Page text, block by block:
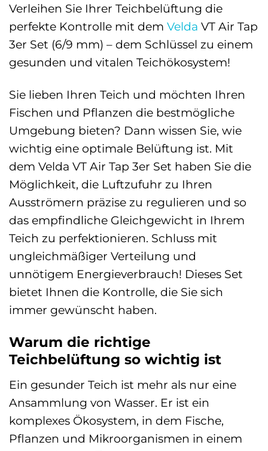
Verleihen Sie Ihrer Teichbelüftung die
perfekte Kontrolle mit dem Velda VT Air Tap
3er Set (6/9 mm) – dem Schlüssel zu einem
gesunden und vitalen Teichökosystem!
Sie lieben Ihren Teich und möchten Ihren
Fischen und Pflanzen die bestmögliche
Umgebung bieten? Dann wissen Sie, wie
wichtig eine optimale Belüftung ist. Mit
dem Velda VT Air Tap 3er Set haben Sie die
Möglichkeit, die Luftzufuhr zu Ihren
Ausströmern präzise zu regulieren und so
das empfindliche Gleichgewicht in Ihrem
Teich zu perfektionieren. Schluss mit
ungleichmäßiger Verteilung und
unnötigem Energieverbrauch! Dieses Set
bietet Ihnen die Kontrolle, die Sie sich
immer gewünscht haben.
Warum die richtige
Teichbelüftung so wichtig ist
Ein gesunder Teich ist mehr als nur eine
Ansammlung von Wasser. Er ist ein
komplexes Ökosystem, in dem Fische,
Pflanzen und Mikroorganismen in einem